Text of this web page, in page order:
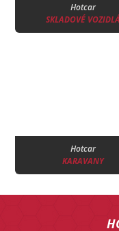
Hotcar
SKLADOVÉ VOZIDLÁ
Hotcar
KARAVANY